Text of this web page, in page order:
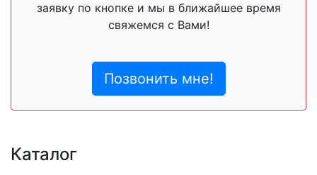
заявку по кнопке и мы в ближайшее время
свяжемся с Вами!
Позвонить мне!
Каталог